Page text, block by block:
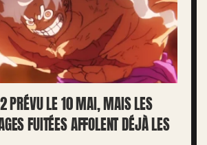
PRÉVU LE 10 MAI, MAIS LES
FUITÉES AFFOLENT DÉJÀ LES